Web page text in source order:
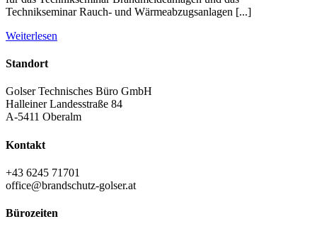
Technikseminar Rauch- und Wärmeabzugsanlagen [...]
Weiterlesen
Standort
Golser Technisches Büro GmbH
Halleiner Landesstraße 84
A-5411 Oberalm
Kontakt
+43 6245 71701
office@brandschutz-golser.at
Bürozeiten